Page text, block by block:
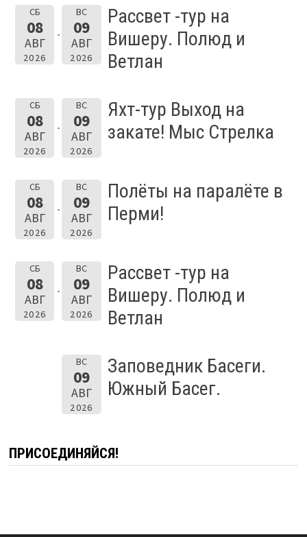
СБ
08
АВГ
2026
ВС
09
АВГ
2026
Рассвет -тур на
Вишеру. Полюд и
Ветлан
СБ
08
АВГ
2026
ВС
09
АВГ
2026
Яхт-тур Выход на
закате! Мыс Стрелка
СБ
08
АВГ
2026
ВС
09
АВГ
2026
Полёты на паралёте в
Перми!
СБ
08
АВГ
2026
ВС
09
АВГ
2026
Рассвет -тур на
Вишеру. Полюд и
Ветлан
ВС
09
АВГ
2026
Заповедник Басеги.
Южный Басег.
ПРИСОЕДИНЯЙСЯ!